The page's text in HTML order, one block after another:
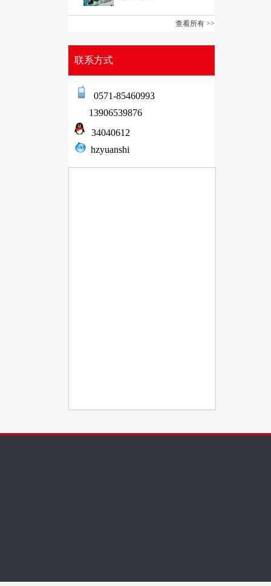
查看所有 >>
联系方式
0571-85460993
13906539876
34040612
hzyuanshi